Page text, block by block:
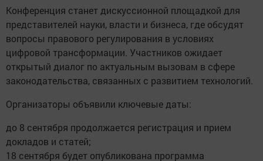
Конференция станет дискуссионной площадкой для
представителей науки, власти и бизнеса, где обсудят
вопросы правового регулирования в условиях
цифровой трансформации. Участников ожидает
открытый диалог по актуальным вызовам в сфере
законодательства, связанных с развитием технологий.
Организаторы объявили ключевые даты:
до 8 сентября продолжается регистрация и прием
докладов и статей;
18 сентября будет опубликована программа